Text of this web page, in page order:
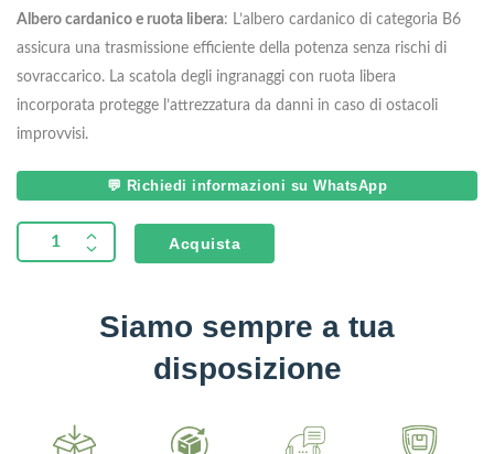
Albero cardanico e ruota libera: L’albero cardanico di categoria B6
assicura una trasmissione efficiente della potenza senza rischi di
sovraccarico. La scatola degli ingranaggi con ruota libera
incorporata protegge l’attrezzatura da danni in caso di ostacoli
improvvisi.
💬 Richiedi informazioni su WhatsApp
Acquista
Siamo sempre a tua
disposizione